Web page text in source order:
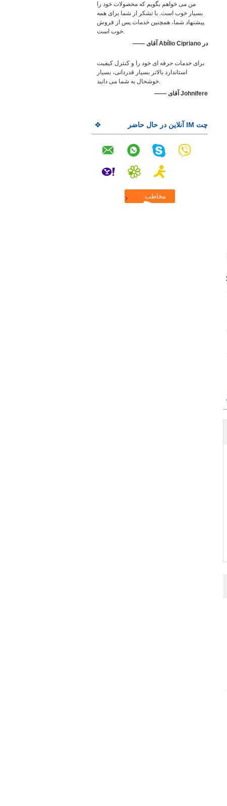
من می خواهم بگویم که محصولات خود را
بسیار خوب است. با تشکر از شما برای همه
پیشنهاد شما، همچنین خدمات پس از فروش
خوب است.
—— آقای Abílio Cipriano در
برای خدمات حرفه ای خود را و کنترل کیفیت
استاندارد بالاتر بسیار قدردانی، بسیار
خوشحال به شما می دانید.
—— آقای Johnifere
چت IM آنلاین در حال حاضر